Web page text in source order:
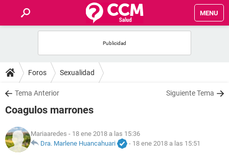
MENU
FOROS
SALUD
FAMILIA
NUTRICIÓN
Foros Sexualidad
Tema Anterior Siguiente Tema
Coagulos marrones
Mariaaredes - 18 ene 2018 a las 15:36
Dra. Marlene Huancahuari
- 18 ene 2018 a las 15:51